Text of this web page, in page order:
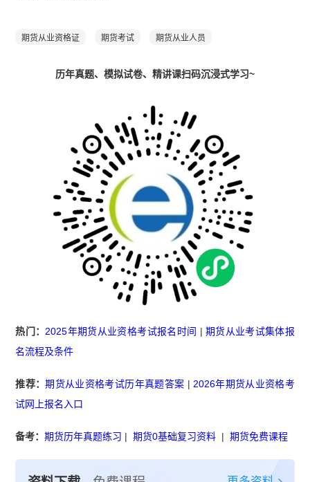
期货从业资格证 期货考试 期货从业人员
历年真题、模拟试卷、精讲课扫码沉浸式学习~
热门：2025年期货从业资格考试报名时间 | 期货从业考试集体报
名流程及条件
推荐：期货从业资格考试历年真题答案 | 2026年期货从业资格考
试网上报名入口
备考：期货历年真题练习 |期货0基础复习资料 |期货免费课程